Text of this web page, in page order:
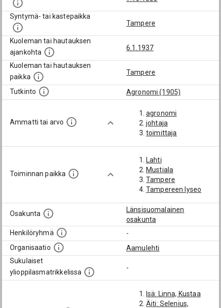
Syntymä- tai kastepaikka
Tampere
Kuoleman tai hautauksen
ajankohta
6.1.1937
Kuoleman tai hautauksen
paikka
Tampere
Tutkinto Agronomi (1905)
Ammatti tai arvo
agronomi
johtaja
toimittaja
Toiminnan paikka
Lahti
Mustiala
Tampere
Tampereen lyseo
Osakunta
Länsisuomalainen
osakunta
Henkilöryhmä
-
Organisaatio
Aamulehti
Sukulaiset
ylioppilasmatrikkelissa
-
Isä: Linna, Kustaa
Äiti: Selenius,